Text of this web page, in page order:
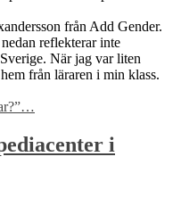
från Add Gender.
reflekterar inte
När jag var liten
från läraren i min klass.
…
i